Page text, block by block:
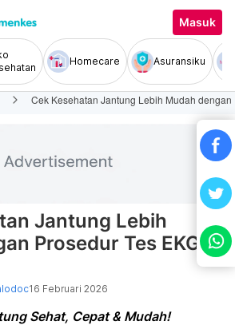
Masuk
Homecare Asuransiku
Cek Kesehatan Jantung Lebih Mudah dengan
Jantung Lebih
Prosedur Tes EKG
16 Februari 2026
Sehat, Cepat & Mudah!